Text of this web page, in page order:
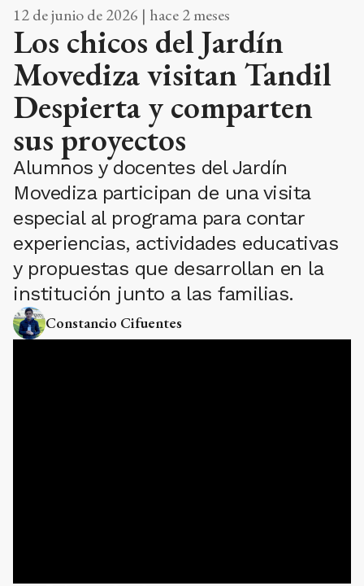
12 de junio de 2026 | hace 2 meses
Los chicos del Jardín
Movediza visitan Tandil
Despierta y comparten
sus proyectos
Alumnos y docentes del Jardín
Movediza participan de una visita
especial al programa para contar
experiencias, actividades educativas
y propuestas que desarrollan en la
institución junto a las familias.
Constancio Cifuentes